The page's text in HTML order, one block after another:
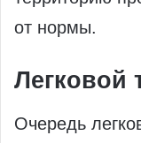
от нормы.
Легковой
Очередь